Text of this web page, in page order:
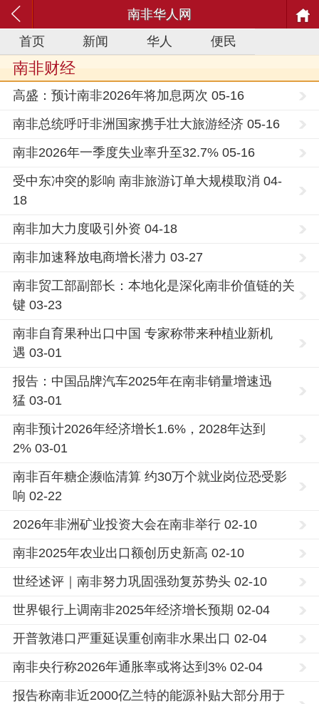
南非华人网
首页
新闻 华人 便民
南非财经
高盛：预计南非2026年将加息两次 05-16
南非总统呼吁非洲国家携手壮大旅游经济 05-16
南非2026年一季度失业率升至32.7% 05-16
受中东冲突的影响 南非旅游订单大规模取消 04-
18
南非加大力度吸引外资 04-18
南非加速释放电商增长潜力 03-27
南非贸工部副部长：本地化是深化南非价值链的关
键 03-23
南非自育果种出口中国 专家称带来种植业新机
遇 03-01
报告：中国品牌汽车2025年在南非销量增速迅
猛 03-01
南非预计2026年经济增长1.6%，2028年达到
2% 03-01
南非百年糖企濒临清算 约30万个就业岗位恐受影
响 02-22
2026年非洲矿业投资大会在南非举行 02-10
南非2025年农业出口额创历史新高 02-10
世经述评｜南非努力巩固强劲复苏势头 02-10
世界银行上调南非2025年经济增长预期 02-04
开普敦港口严重延误重创南非水果出口 02-04
南非央行称2026年通胀率或将达到3% 02-04
报告称南非近2000亿兰特的能源补贴大部分用于